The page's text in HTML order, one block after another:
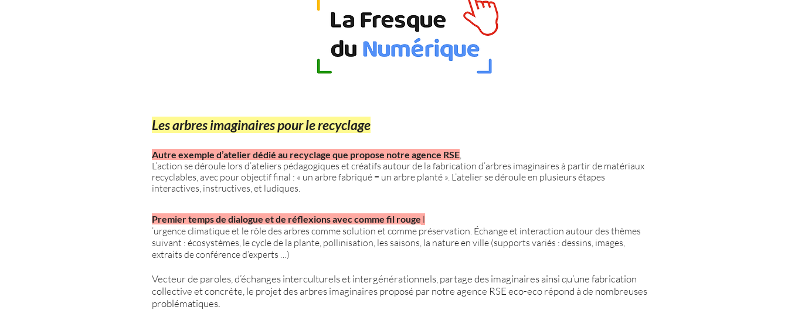
Les arbres imaginaires pour le recyclage
Autre exemple d’atelier dédié au recyclage que propose notre agence RSE,
L’action se déroule lors d’ateliers pédagogiques et créatifs autour de la fabrication d’arbres imaginaires à partir de matériaux
recyclables, avec pour objectif final : « un arbre fabriqué = un arbre planté ». L’atelier se déroule en plusieurs étapes
interactives, instructives, et ludiques.
Premier temps de dialogue et de réflexions avec comme fil rouge l
’urgence climatique et le rôle des arbres comme solution et comme préservation. Échange et interaction autour des thèmes
suivant : écosystèmes, le cycle de la plante, pollinisation, les saisons, la nature en ville (supports variés : dessins, images,
extraits de conférence d’experts …)
Vecteur de paroles, d’échanges interculturels et intergénérationnels, partage des imaginaires ainsi qu’une fabrication
collective et concrète, le projet des arbres imaginaires proposé par notre agence RSE eco-eco répond à de nombreuses
problématiques.